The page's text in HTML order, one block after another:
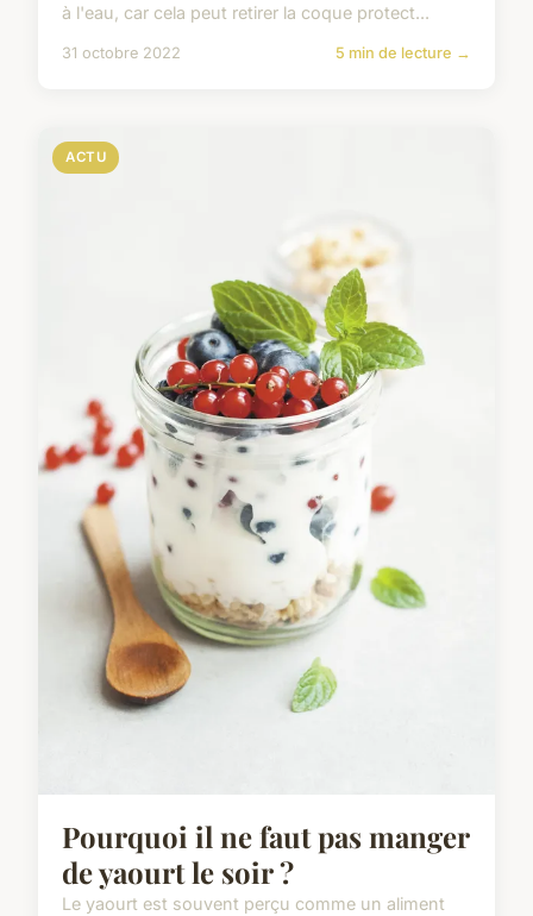
à l'eau, car cela peut retirer la coque protect...
31 octobre 2022 5 min de lecture →
ACTU
Pourquoi il ne faut pas manger
de yaourt le soir ?
Le yaourt est souvent perçu comme un aliment